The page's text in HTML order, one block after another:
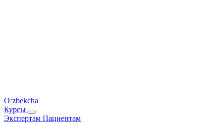
O‘zbekcha
Курсы
Экспертам Пациентам